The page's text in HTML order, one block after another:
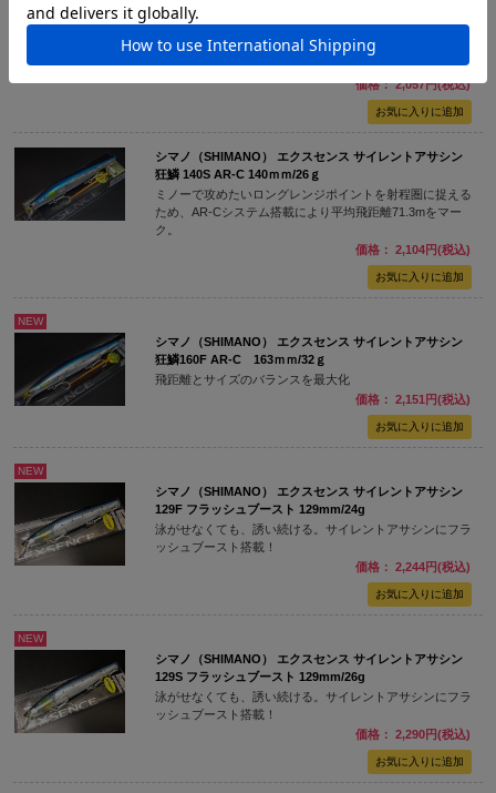
狂鱗140F AR-C 140ｍｍ/23ｇ
ミノーで攻めたいロングレンジポイントを射程圏に捉える
ため、AR-Cシステム搭載により平均飛距離71.3mをマー
ク。
価格： 2,057円(税込)
シマノ（SHIMANO） エクスセンス サイレントアサシン
狂鱗 140S AR-C 140ｍｍ/26ｇ
ミノーで攻めたいロングレンジポイントを射程圏に捉える
ため、AR-Cシステム搭載により平均飛距離71.3mをマー
ク。
価格： 2,104円(税込)
NEW
シマノ（SHIMANO） エクスセンス サイレントアサシン
狂鱗160F AR-C 163ｍｍ/32ｇ
飛距離とサイズのバランスを最大化
価格： 2,151円(税込)
NEW
シマノ（SHIMANO） エクスセンス サイレントアサシン
129F フラッシュブースト 129mm/24g
泳がせなくても、誘い続ける。サイレントアサシンにフラ
ッシュブースト搭載！
価格： 2,244円(税込)
NEW
シマノ（SHIMANO） エクスセンス サイレントアサシン
129S フラッシュブースト 129mm/26g
泳がせなくても、誘い続ける。サイレントアサシンにフラ
ッシュブースト搭載！
価格： 2,290円(税込)